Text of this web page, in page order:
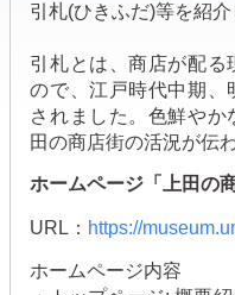
引札(ひきふだ)等を紹介
引札とは、商店が配る
ので、江戸時代中期、
されました。色鮮やか
田の商店街の活況が伝
ホームページ「上田の
URL： https://
ホームページ内容